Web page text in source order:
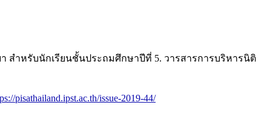
ำหรับนักเรียนชั้นประถมศึกษาปีที่ 5. วารสารการบริหารนิติ
pisathailand.ipst.ac.th/issue-2019-44/